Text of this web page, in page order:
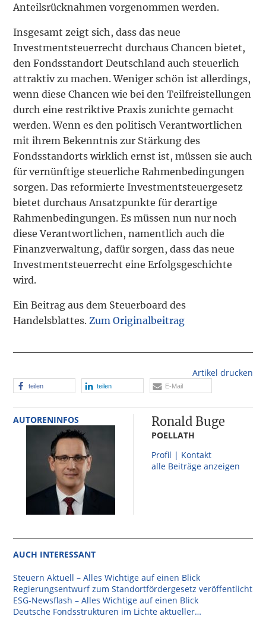
Anteilsrücknahmen vorgenommen werden.
Insgesamt zeigt sich, dass das neue
Investmentsteuerrecht durchaus Chancen bietet,
den Fondsstandort Deutschland auch steuerlich
attraktiv zu machen. Weniger schön ist allerdings,
wenn diese Chancen wie bei den Teilfreistellungen
durch eine restriktive Praxis zunichte gemacht
werden. Wenn es den politisch Verantwortlichen
mit ihrem Bekenntnis zur Stärkung des
Fondsstandorts wirklich ernst ist, müssen sie auch
für vernünftige steuerliche Rahmenbedingungen
sorgen. Das reformierte Investmentsteuergesetz
bietet durchaus Ansatzpunkte für derartige
Rahmenbedingungen. Es müssen nun nur noch
diese Verantwortlichen, namentlich auch die
Finanzverwaltung, dafür sorgen, dass das neue
Investmentsteuerrecht eine Erfolgsgeschichte
wird.
Ein Beitrag aus dem Steuerboard des
Handelsblattes. Zum Originalbeitrag
Artikel drucken
teilen teilen E-Mail
AUTORENINFOS Ronald Buge
POELLATH
Profil | Kontakt
alle Beiträge anzeigen
AUCH INTERESSANT
Steuern Aktuell – Alles Wichtige auf einen Blick
Regierungsentwurf zum Standortfördergesetz veröffentlicht
ESG-Newsflash – Alles Wichtige auf einen Blick
Deutsche Fondsstrukturen im Lichte aktueller…